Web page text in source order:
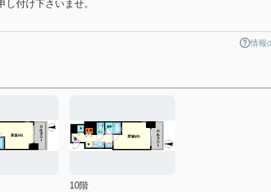
付け下さいませ。
情報
10階